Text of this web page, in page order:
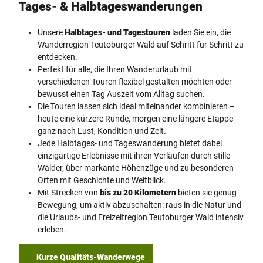
Tages- & Halbtageswanderungen
UnsereHalbtages- und Tagestouren laden Sie ein, die
Wanderregion Teutoburger Wald auf Schritt für Schritt zu
entdecken.
Perfekt für alle, die Ihren Wanderurlaub mit
verschiedenen Touren flexibel gestalten möchten oder
bewusst einen Tag Auszeit vom Alltag suchen.
Die Touren lassen sich ideal miteinander kombinieren –
heute eine kürzere Runde, morgen eine längere Etappe –
ganz nach Lust, Kondition und Zeit.
Jede Halbtages- und Tageswanderung bietet dabei
einzigartige Erlebnisse mit ihren Verläufen durch stille
Wälder, über markante Höhenzüge und zu besonderen
Orten mit Geschichte und Weitblick.
Mit Strecken von bis zu 20 Kilometern bieten sie genug
Bewegung, um aktiv abzuschalten: raus in die Natur und
die Urlaubs- und Freizeitregion Teutoburger Wald intensiv
erleben.
Kurze Qualitäts-Wanderwege